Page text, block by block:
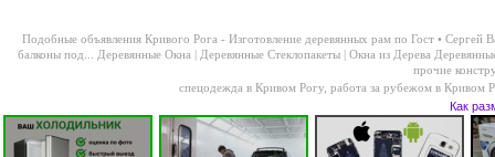
Подобные объявления Кривого Рога -Изготовление деревянных рам по Гост •
балконы под... Деревянные Окна | Деревянные Стеклопакеты | Окна из Дерева
прочие
спецодежда в Кривом Рогу работа за рубежом в Кривом
Как